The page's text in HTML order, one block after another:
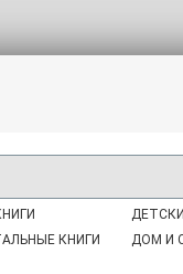
КНИГИ
ДОМ И